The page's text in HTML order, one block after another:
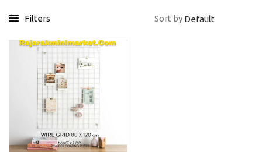
Filters Sort by